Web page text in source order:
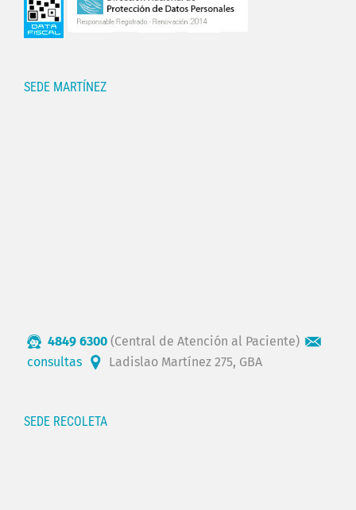
SEDE MARTÍNEZ
4849 6300 (Central de Atención al Paciente)
consultas
Ladislao Martínez 275, GBA
SEDE RECOLETA